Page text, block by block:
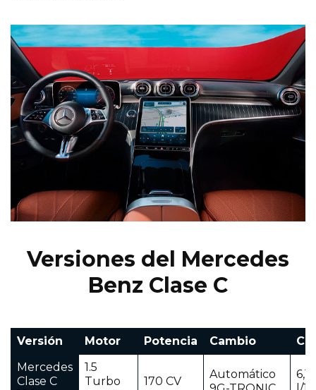
Versiones del Mercedes
Benz Clase C
Versión Motor Potencia Cambio
Mercedes
Clase C
1.5
Turbo
170 CV
Automático
6,1